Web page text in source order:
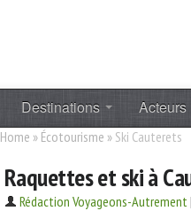
Destinations Acteurs
Home » Écotourisme » Ski Cauterets
Raquettes et ski à
Rédaction Voyageons-Autrement|